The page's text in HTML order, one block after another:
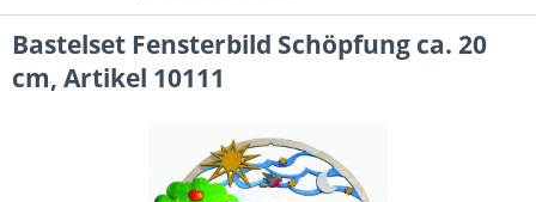
Bastelset Fensterbild Schöpfung ca. 20
cm, Artikel 10111